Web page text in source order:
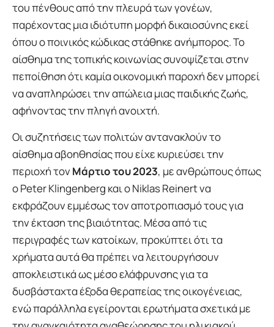
του πένθους από την πλευρά των γονέων,
παρέχοντας μια ιδιότυπη μορφή δικαιοσύνης εκεί
όπου ο ποινικός κώδικας στάθηκε ανήμπορος. Το
αίσθημα της τοπικής κοινωνίας συνοψίζεται στην
πεποίθηση ότι καμία οικονομική παροχή δεν μπορεί
να αναπληρώσει την απώλεια μιας παιδικής ζωής,
αφήνοντας την πληγή ανοιχτή.
Οι συζητήσεις των πολιτών αντανακλούν το
αίσθημα αβοηθησίας που είχε κυριεύσει την
περιοχή τον Μάρτιο του 2023, με ανθρώπους όπως
ο Peter Klingenberg και ο Niklas Reinert να
εκφράζουν εμμέσως τον αποτροπιασμό τους για
την έκταση της βιαιότητας. Μέσα από τις
περιγραφές των κατοίκων, προκύπτει ότι τα
χρήματα αυτά θα πρέπει να λειτουργήσουν
αποκλειστικά ως μέσο ελάφρυνσης για τα
δυσβάσταχτα έξοδα θεραπείας της οικογένειας,
ενώ παράλληλα εγείρονται ερωτήματα σχετικά με